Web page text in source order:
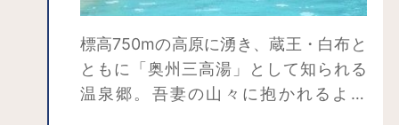
標高750mの高原に湧き、蔵王・白布と
ともに「奥州三高湯」として知られる
温泉郷。吾妻の山々に抱かれるよう